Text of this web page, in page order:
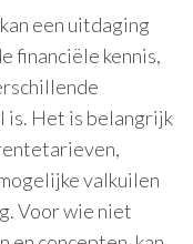
een uitdaging
financiële kennis,
is. Het is belangrijk
valkuilen
Voor wie niet